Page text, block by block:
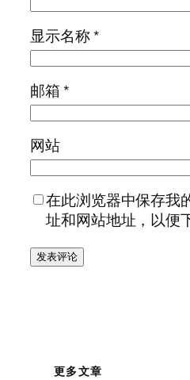
显示名称*
邮箱*
网站
在此浏览器中保存我
址和网站地址，以便
更多文章